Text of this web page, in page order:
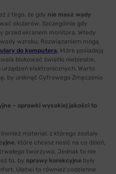
z tego, że gdy nie masz wady
okularów. Szczególnie gdy
przed ekranem monitora. Wtedy
wzroku. Rozwiązaniem mogą
do komputera, które posiadają
blokować światło niebieskie,
elektronicznych. Warto
by uniknąć Cyfrowego Zmęczenia
– oprawki wysokiej jakości to
materiał, z którego zostały
, które chcesz nosić na co dzień,
tworzywa, Jednak to nie
to, by oprawy korekcyjne były
Ułatwi to również codzienne